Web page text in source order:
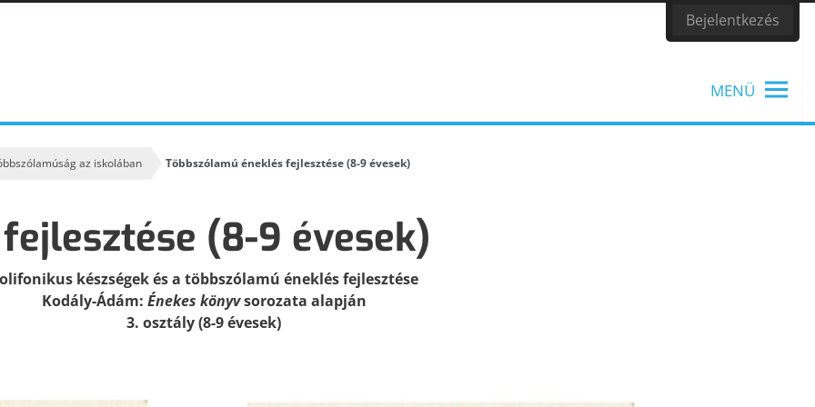
Bejelentkezés
MENÜ
KODÁLY ZOLTÁN KODÁLY INTÉZET ESEMÉNYNAPTÁR
ALAPELVEK
A kodályi zenepedagógia alapelvei
TANÁROKNAK
Tanítási segédanyagok, könyvek
az iskolában Többszólamú éneklés fejlesztése (8-9 évesek)
(8-9 évesek)
készségek és a többszólamú éneklés fejlesztése
Kodály-Ádám: Énekes könyvsorozata alapján
3. osztály (8-9 évesek)